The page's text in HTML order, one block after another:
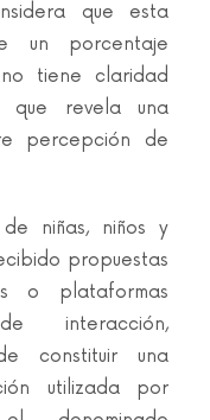
que esta
un porcentaje
tiene claridad
que revela una
percepción de
niñas, niños y
propuestas
o plataformas
interacción,
constituir una
utilizada por